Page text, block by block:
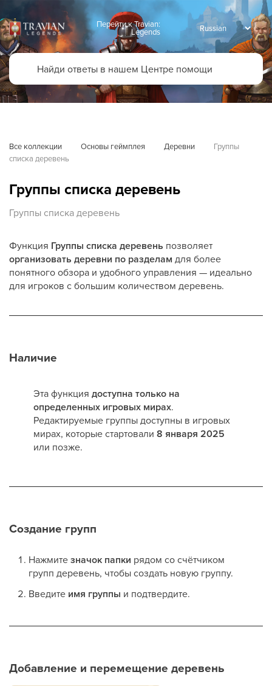
Перейти к Travian:
Legends
Все коллекции Основы геймплея Деревни
Группы
списка деревень
Группы списка деревень
Группы списка деревень
Функция Группы списка деревень позволяет
организовать деревни по разделам для более
понятного обзора и удобного управления — идеально
для игроков с большим количеством деревень.
Наличие
Эта функция доступна только на
определенных игровых мирах.
Редактируемые группы доступны в игровых
мирах, которые стартовали 8 января 2025
или позже.
Создание групп
Нажмитезначок папки рядом со счётчиком
групп деревень, чтобы создать новую группу.
Введите имя группы и подтвердите.
Добавление и перемещение деревень